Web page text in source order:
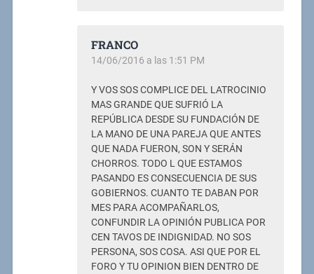
FRANCO
14/06/2016 a las 1:51 PM
Y VOS SOS COMPLICE DEL LATROCINIO
MAS GRANDE QUE SUFRIÓ LA
REPÚBLICA DESDE SU FUNDACIÓN DE
LA MANO DE UNA PAREJA QUE ANTES
QUE NADA FUERON, SON Y SERÁN
CHORROS. TODO L QUE ESTAMOS
PASANDO ES CONSECUENCIA DE SUS
GOBIERNOS. CUANTO TE DABAN POR
MES PARA ACOMPAÑARLOS,
CONFUNDIR LA OPINIÓN PUBLICA POR
CEN TAVOS DE INDIGNIDAD. NO SOS
PERSONA, SOS COSA. ASI QUE POR EL
FORO Y TU OPINION BIEN DENTRO DE